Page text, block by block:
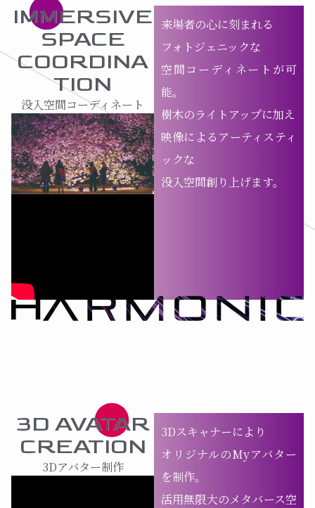
IMMERSIVE
SPACE
COORDINA
TION
没入空間コーディネート
来場者の心に刻まれる
フォトジェニックな
空間コーディネートが可
能。
樹木のライトアップに加え
映像によるアーティスティ
ックな
没入空間創り上げます。
3Dスキャナーにより
オリジナルのMyアバター
を制作。
活用無限大のメタバース空
3D AVATAR
CREATION
3Dアバター制作